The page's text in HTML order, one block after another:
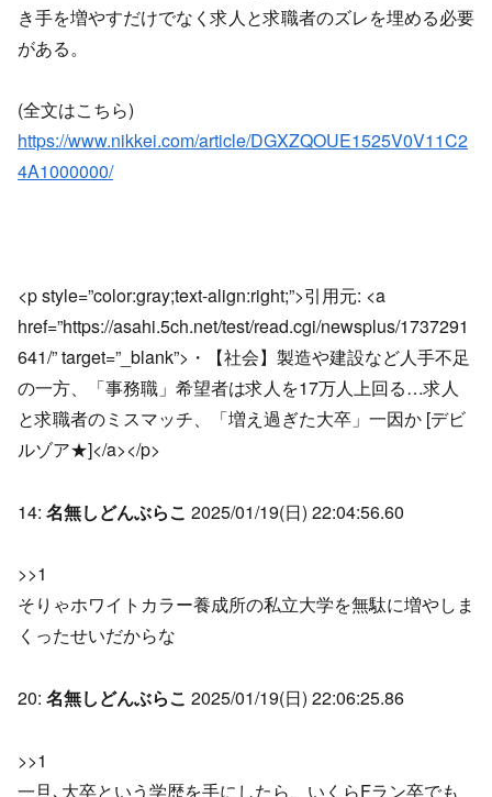
き手を増やすだけでなく求人と求職者のズレを埋める必要
がある。
(全文はこちら)
https://www.nikkei.com/article/DGXZQOUE1525V0V11C2
4A1000000/
<p style=”color:gray;text-align:right;”>引用元: <a
href=”https://asahi.5ch.net/test/read.cgi/newsplus/1737291
641/” target=”_blank”>・【社会】製造や建設など人手不足
の一方、「事務職」希望者は求人を17万人上回る…求人
と求職者のミスマッチ、「増え過ぎた大卒」一因か [デビ
ルゾア★]</a></p>
14: 名無しどんぶらこ 2025/01/19(日) 22:04:56.60
>>1
そりゃホワイトカラー養成所の私立大学を無駄に増やしま
くったせいだからな
20: 名無しどんぶらこ 2025/01/19(日) 22:06:25.86
>>1
一旦､大卒という学歴を手にしたら、いくらFラン卒でも